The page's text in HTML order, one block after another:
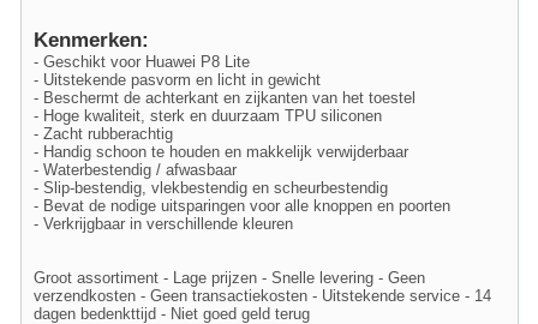
Kenmerken:
- Geschikt voor Huawei P8 Lite
- Uitstekende pasvorm en licht in gewicht
- Beschermt de achterkant en zijkanten van het toestel
- Hoge kwaliteit, sterk en duurzaam TPU siliconen
- Zacht rubberachtig
- Handig schoon te houden en makkelijk verwijderbaar
- Waterbestendig / afwasbaar
- Slip-bestendig, vlekbestendig en scheurbestendig
- Bevat de nodige uitsparingen voor alle knoppen en poorten
- Verkrijgbaar in verschillende kleuren
Groot assortiment - Lage prijzen - Snelle levering - Geen
verzendkosten - Geen transactiekosten - Uitstekende service - 14
dagen bedenkttijd - Niet goed geld terug